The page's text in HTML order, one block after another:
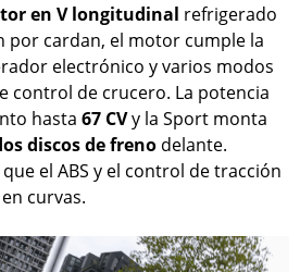
en V longitudinal refrigerado
por cardan, el motor cumple la
electrónico y varios modos
control de crucero. La potencia
hasta 67 CVy la Sport monta
discos de freno delante.
el ABS y el control de tracción
curvas.